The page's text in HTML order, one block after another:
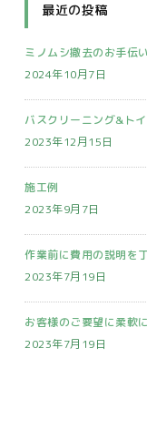
最近の投稿
ミノムシ撤去のお手伝
2024年10月7日
バスクリーニング&ト
2023年12月15日
施工例
2023年9月7日
作業前に費用の説明を
2023年7月19日
お客様のご要望に柔軟
2023年7月19日